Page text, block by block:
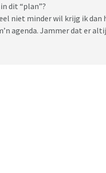
dit “plan”?
niet minder wil krijg ik
agenda. Jammer dat er